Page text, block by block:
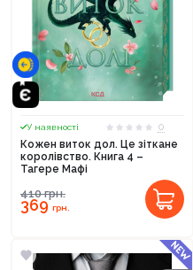
У наявності
0
Кожен виток дол. Це зіткане
королівство. Книга 4 –
Тагере Мафі
410грн.
369грн.